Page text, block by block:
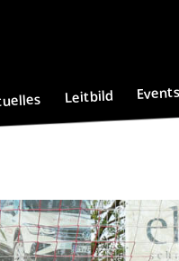
Leitbild Events